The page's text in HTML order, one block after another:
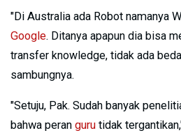
"Di Australia ada Robot namanya
Google. Ditanya apapun dia bisa
transfer knowledge, tidak ada
sambungnya.
"Setuju, Pak. Sudah banyak
bahwa peran guru tidak